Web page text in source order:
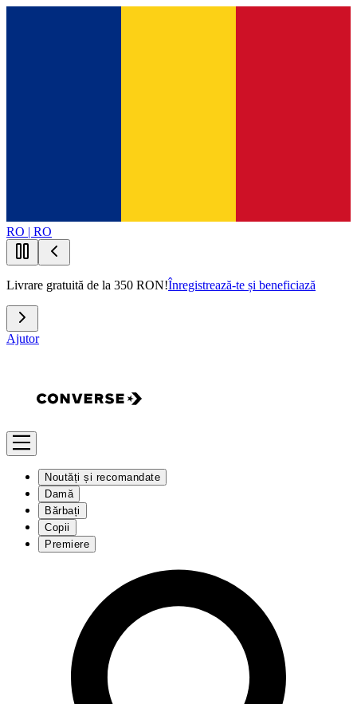
RO | RO
Livrare gratuită de la 350 RON!Înregistrează-te și beneficiază
Ajutor
Noutăți și recomandate
Damă
Bărbați
Copii
Premiere